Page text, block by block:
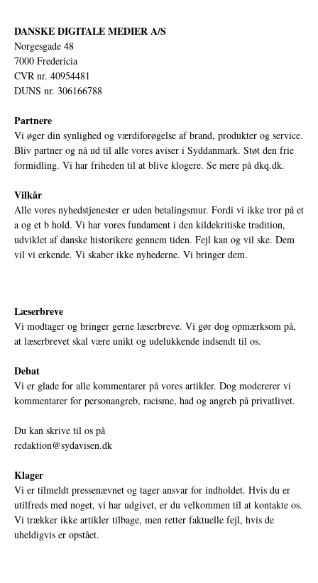
DANSKE DIGITALE MEDIER A/S
Norgesgade 48
7000 Fredericia
CVR nr. 40954481
DUNS nr. 306166788
Partnere
Vi øger din synlighed og værdiforøgelse af brand, produkter og service.
Bliv partner og nå ud til alle vores aviser i Syddanmark. Støt den frie
formidling. Vi har friheden til at blive klogere. Se mere på dkq.dk.
Vilkår
Alle vores nyhedstjenester er uden betalingsmur. Fordi vi ikke tror på et
a og et b hold. Vi har vores fundament i den kildekritiske tradition,
udviklet af danske historikere gennem tiden. Fejl kan og vil ske. Dem
vil vi erkende. Vi skaber ikke nyhederne. Vi bringer dem.
Læserbreve
Vi modtager og bringer gerne læserbreve. Vi gør dog opmærksom på,
at læserbrevet skal være unikt og udelukkende indsendt til os.
Debat
Vi er glade for alle kommentarer på vores artikler. Dog modererer vi
kommentarer for personangreb, racisme, had og angreb på privatlivet.
Du kan skrive til os på
redaktion@sydavisen.dk
Klager
Vi er tilmeldt pressenævnet og tager ansvar for indholdet. Hvis du er
utilfreds med noget, vi har udgivet, er du velkommen til at kontakte os.
Vi trækker ikke artikler tilbage, men retter faktuelle fejl, hvis de
uheldigvis er opstået.